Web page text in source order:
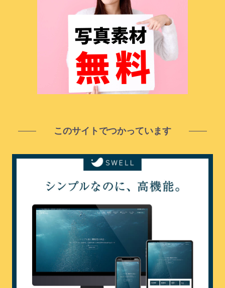
このサイトでつかっています